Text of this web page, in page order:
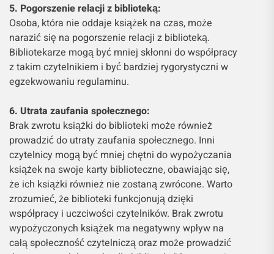
5. Pogorszenie relacji z biblioteką:
Osoba, która nie oddaje książek na czas, może
narazić się na pogorszenie relacji z biblioteką.
Bibliotekarze mogą być mniej skłonni do współpracy
z takim czytelnikiem i być bardziej rygorystyczni w
egzekwowaniu regulaminu.
6. Utrata zaufania społecznego:
Brak zwrotu książki do biblioteki może również
prowadzić do utraty zaufania społecznego. Inni
czytelnicy mogą być mniej chętni do wypożyczania
książek na swoje karty biblioteczne, obawiając się,
że ich książki również nie zostaną zwrócone. Warto
zrozumieć, że biblioteki funkcjonują dzięki
współpracy i uczciwości czytelników. Brak zwrotu
wypożyczonych książek ma negatywny wpływ na
całą społeczność czytelniczą oraz może prowadzić